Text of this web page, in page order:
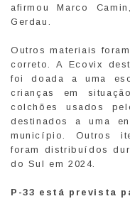
afirmou Marco
Gerdau.
Outros materiais
correto. A Ecovix
foi doada a uma
crianças em
colchões usados
destinados a uma
município. Outros
foram distribuídos
do Sul em 2024.
P-33 está prevista